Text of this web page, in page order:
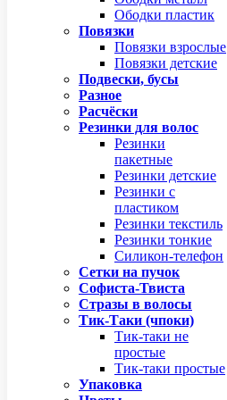
Ободки пластик
Повязки
Повязки взрослые
Повязки детские
Подвески, бусы
Разное
Расчёски
Резинки для волос
Резинки
пакетные
Резинки детские
Резинки с
пластиком
Резинки текстиль
Резинки тонкие
Силикон-телефон
Сетки на пучок
Софиста-Твиста
Стразы в волосы
Тик-Таки (чпоки)
Тик-таки не
простые
Тик-таки простые
Упаковка